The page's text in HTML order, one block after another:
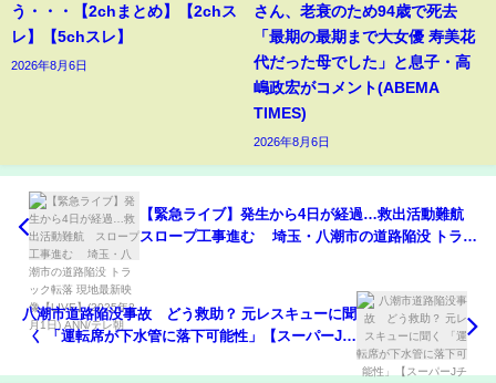
う・・・【2chまとめ】【2chス
レ】【5chスレ】
2026年8月6日
さん、老衰のため94歳で死去
「最期の最期まで大女優 寿美花
代だった母でした」と息子・高
嶋政宏がコメント(ABEMA
TIMES)
2026年8月6日
【緊急ライブ】発生から4日が経過…救出活動難航
スロープ工事進む 埼玉・八潮市の道路陥没 トラッ
八潮市道路陥没事故 どう救助？ 元レスキューに聞
く 「運転席が下水管に落下可能性」【スーパーJチ